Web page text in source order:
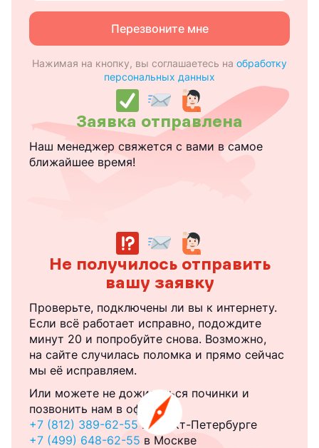
Перезвоните мне
Нажимая на кнопку, вы соглашаетесь на обработку
персональных данных
Заявка отправлена
Наш менеджер свяжется с вами в самое
ближайшее время!
Не получилось отправить
вашу заявку
Проверьте, подключены ли вы к интернету.
Если всё работает исправно, подождите
минут 20 и попробуйте снова. Возможно,
на сайте случилась поломка и прямо сейчас
мы её исправляем.
Или можете не дожидаться починки и
позвонить нам в офис:
+7 (812) 389-62-55в Санкт-Петербурге
+7 (499) 648-62-55 в Москве